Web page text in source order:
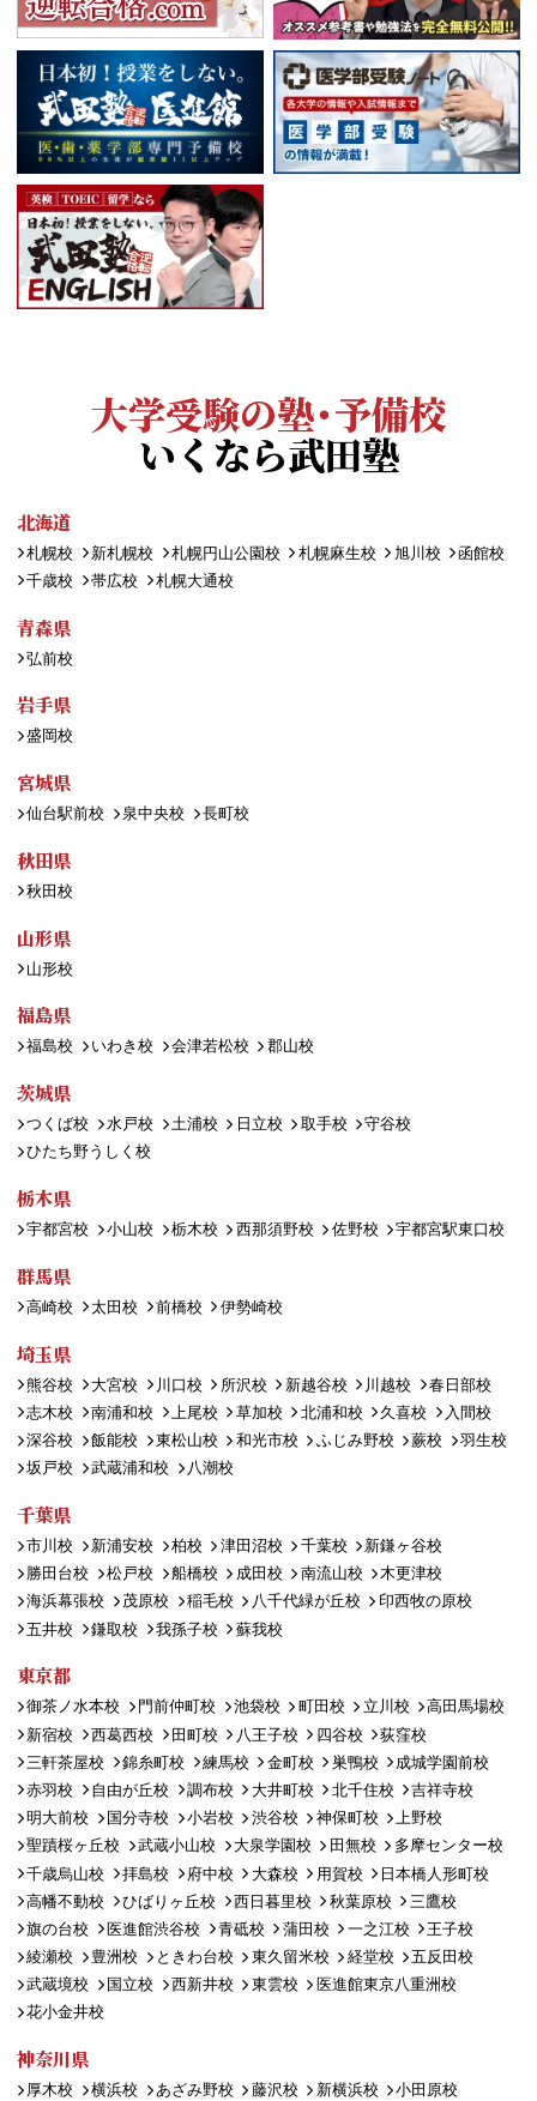
大学受験の塾・予備校
いくなら武田塾
北海道
札幌校 新札幌校 札幌円山公園校 札幌麻生校 旭川校
函館校
千歳校
帯広校 札幌大通校
青森県
弘前校
岩手県
盛岡校
宮城県
仙台駅前校 泉中央校 長町校
秋田県
秋田校
山形県
山形校
福島県
福島校 いわき校 会津若松校 郡山校
茨城県
つくば校 水戸校 土浦校 日立校 取手校
守谷校
ひたち野うしく校
栃木県
宇都宮校 小山校 栃木校 西那須野校 佐野校 宇都宮駅東口校
群馬県
高崎校 太田校 前橋校 伊勢崎校
埼玉県
熊谷校 大宮校 川口校 所沢校 新越谷校 川越校
春日部校
志木校
南浦和校 上尾校 草加校 北浦和校 久喜校
入間校
深谷校
飯能校 東松山校 和光市校 ふじみ野校 蕨校
羽生校
坂戸校
武蔵浦和校 八潮校
千葉県
市川校 新浦安校 柏校 津田沼校 千葉校
新鎌ヶ谷校
勝田台校
松戸校 船橋校 成田校 南流山校
木更津校
海浜幕張校
茂原校 稲毛校 八千代緑が丘校
印西牧の原校
五井校
鎌取校 我孫子校 蘇我校
東京都
御茶ノ水本校 門前仲町校 池袋校 町田校 立川校
高田馬場校
新宿校
西葛西校 田町校 八王子校 四谷校
荻窪校
三軒茶屋校
錦糸町校 練馬校 金町校 巣鴨校
成城学園前校
赤羽校
自由が丘校 調布校 大井町校 北千住校
吉祥寺校
明大前校
国分寺校 小岩校 渋谷校 神保町校
上野校
聖蹟桜ヶ丘校
武蔵小山校 大泉学園校 田無校
多摩センター校
千歳烏山校
拝島校 府中校 大森校 用賀校
日本橋人形町校
高幡不動校
ひばりヶ丘校 西日暮里校 秋葉原校
三鷹校
旗の台校
医進館渋谷校 青砥校 蒲田校 一之江校
王子校
綾瀬校
豊洲校 ときわ台校 東久留米校 経堂校
五反田校
武蔵境校
国立校 西新井校 東雲校
医進館東京八重洲校
花小金井校
神奈川県
厚木校 横浜校 あざみ野校 藤沢校 新横浜校
小田原校